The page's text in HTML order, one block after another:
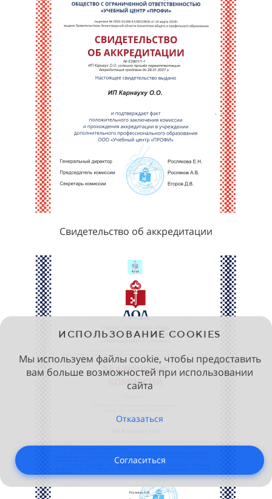
Свидетельство об аккредитации
ИСПОЛЬЗОВАНИЕ COOKIES
Мы используем файлы cookie, чтобы предоставить
вам больше возможностей при использовании
сайта
Отказаться
Согласиться